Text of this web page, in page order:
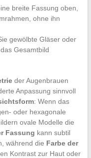
breite Fassung oben,
ohne ihn
gewölbte Gläser oder
Gesamtbild
der Augenbrauen
Anpassung sinnvoll
: Wenn das
oder hexagonale
ovale Modelle die
Fassung kann subtil
während die Farbe der
Kontrast zur Haut oder